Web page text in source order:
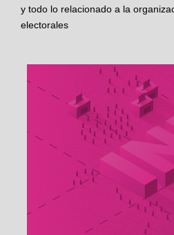
y todo lo relacionado a la
electorales